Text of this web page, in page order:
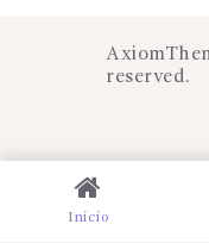
reserved.
Inicio